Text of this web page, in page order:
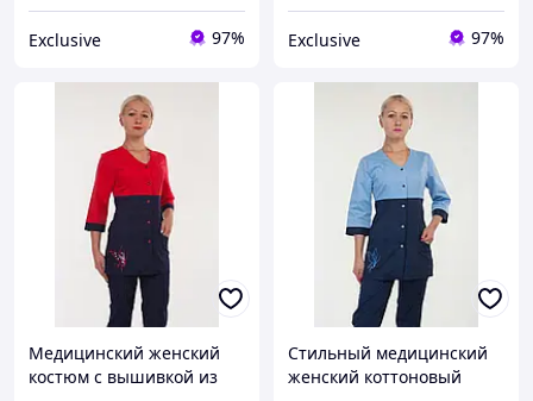
Exclusive 97% Exclusive 97%
Медицинский женский
костюм с вышивкой из
Стильный медицинский
женский коттоновый